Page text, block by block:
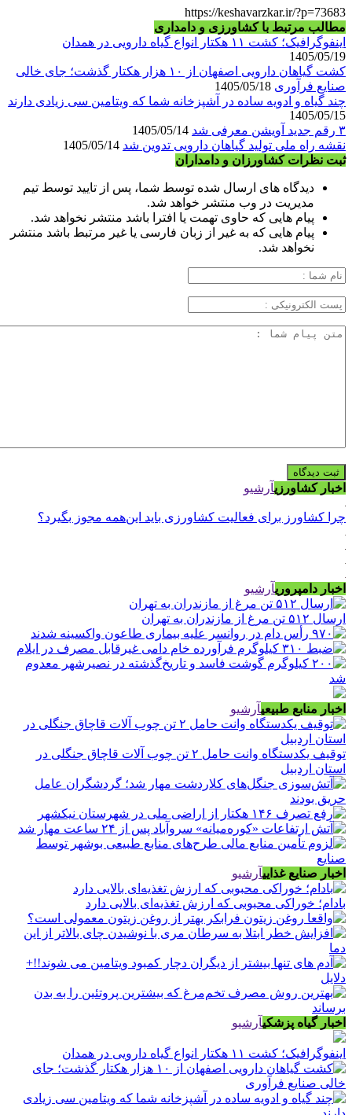
https://keshavarzkar.ir/?p=73683
مطالب مرتبط با کشاورزی و دامداری
اینفوگرافیک؛ کشت ۱۱ هکتار انواع گیاه دارویی در همدان
1405/05/19
کشت گیاهان دارویی اصفهان از ۱۰ هزار هکتار گذشت؛ جای خالی
صنایع فرآوری
چند گیاه و ادویه ساده در آشپزخانه شما که ویتامین سی زیادی دارند
1405/05/15
۳ رقم جدید آویشن معرفی شد
نقشه راه ملی تولید گیاهان دارویی تدوین شد
ثبت نظرات کشاورزان و دامداران
دیدگاه های ارسال شده توسط شما، پس از تایید توسط تیم
مدیریت در وب منتشر خواهد شد.
پیام هایی که حاوی تهمت یا افترا باشد منتشر نخواهد شد.
پیام هایی که به غیر از زبان فارسی یا غیر مرتبط باشد منتشر
نخواهد شد.
اخبار کشاورزیآرشیو
چرا کشاورز برای فعالیت کشاورزی باید این‌همه مجوز بگیرد؟
اخبار دامپروریآرشیو
ارسال ۵۱۲ تن مرغ از مازندران به تهران
اخبار منابع طبیعیآرشیو
توقیف یکدستگاه وانت حامل ۲ تن چوب آلات قاچاق جنگلی در
استان اردبیل
اخبار صنایع غذاییآرشیو
بادام؛ خوراکی محبوبی که ارزش تغذیه‌ای بالایی دارد
اخبار گیاه پزشکیآرشیو
اینفوگرافیک؛ کشت ۱۱ هکتار انواع گیاه دارویی در همدان